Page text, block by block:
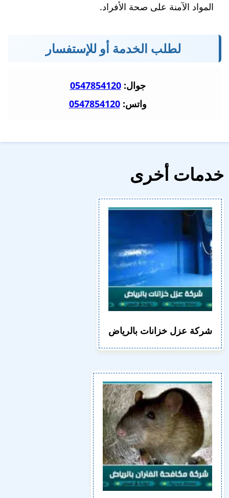
المواد الآمنة على صحة الأفراد.
لطلب الخدمة أو للإستفسار
جوال:0547854120
واتس:0547854120
خدمات أخرى
شركة عزل خزانات بالرياض